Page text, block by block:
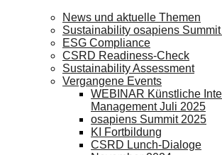
News und aktuelle Themen
Sustainability osapiens
ESG Compliance
CSRD Readiness-Check
Sustainability Assessment
Vergangene Events
WEBINAR Künstliche
Management Juli 2025
osapiens Summit 2025
KI Fortbildung
CSRD Lunch-Dialoge